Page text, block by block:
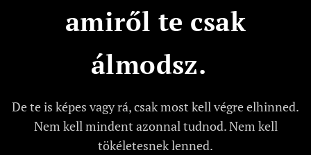
amiről te csak
álmodsz.
De te is képes vagy rá, csak most kell végre elhinned.
Nem kell mindent azonnal tudnod. Nem kell
tökéletesnek lenned.